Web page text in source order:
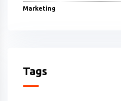
Marketing
Tags